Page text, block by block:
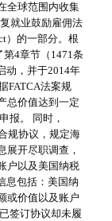
全球范围内收集
就业鼓励雇佣法
）的一部分。根
4章节（1471条
动，并于2014年
FATCA法案规
总价值达到一定
报。 同时，
规协议，规定海
展开尽职调查，
户以及美国纳税
息包括：美国纳
或价值以及账户
签订协议却未履